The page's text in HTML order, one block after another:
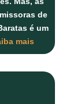
de
é um
mais